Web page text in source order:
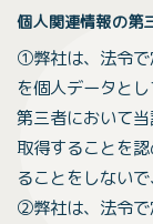
個人関連情報の第
①弊社は、法令で
を個人データと
第三者において
取得することを
ることをしない
②弊社は、法令で